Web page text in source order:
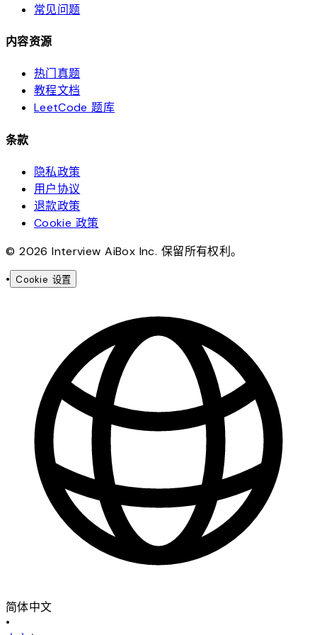
常见问题
内容资源
热门真题
教程文档
LeetCode 题库
条款
隐私政策
用户协议
退款政策
Cookie 政策
© 2026 Interview AiBox Inc. 保留所有权利。
• Cookie 设置
简体中文
•